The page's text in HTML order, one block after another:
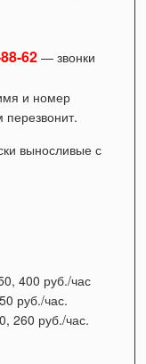
62 — звонки
и номер
выносливые с
400 руб./час
руб./час.
260 руб./час.